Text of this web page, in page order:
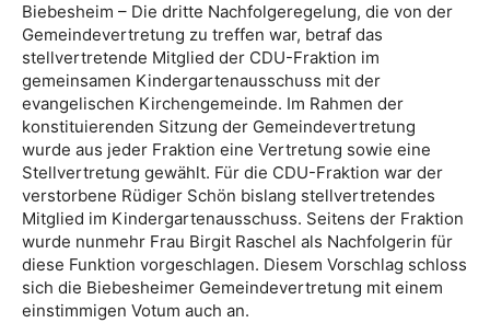
Biebesheim – Die dritte Nachfolgeregelung, die von der
Gemeindevertretung zu treffen war, betraf das
stellvertretende Mitglied der CDU-Fraktion im
gemeinsamen Kindergartenausschuss mit der
evangelischen Kirchengemeinde. Im Rahmen der
konstituierenden Sitzung der Gemeindevertretung
wurde aus jeder Fraktion eine Vertretung sowie eine
Stellvertretung gewählt. Für die CDU-Fraktion war der
verstorbene Rüdiger Schön bislang stellvertretendes
Mitglied im Kindergartenausschuss. Seitens der Fraktion
wurde nunmehr Frau Birgit Raschel als Nachfolgerin für
diese Funktion vorgeschlagen. Diesem Vorschlag schloss
sich die Biebesheimer Gemeindevertretung mit einem
einstimmigen Votum auch an.